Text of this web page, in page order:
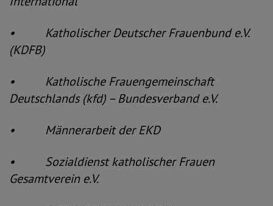
• Katholischer Deutscher Frauenbund e.V.
(KDFB)
• Katholische Frauengemeinschaft
Deutschlands (kfd) – Bundesverband e.V.
• Männerarbeit der EKD
• Sozialdienst katholischer Frauen
Gesamtverein e.V.